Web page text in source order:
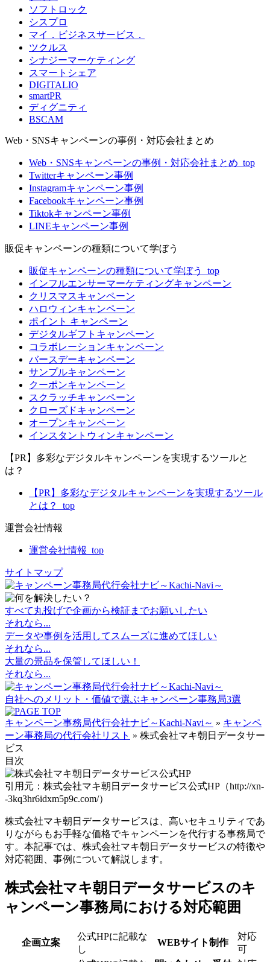
ソフトロック
シスプロ
マイ．ビジネスサービス．
ツクルス
シナジーマーケティング
スマートシェア
DIGITALIO
smartPR
ディグニティ
BSCAM
Web・SNSキャンペーンの事例・対応会社まとめ
Web・SNSキャンペーンの事例・対応会社まとめ_top
Twitterキャンペーン事例
Instagramキャンペーン事例
Facebookキャンペーン事例
Tiktokキャンペーン事例
LINEキャンペーン事例
販促キャンペーンの種類について学ぼう
販促キャンペーンの種類について学ぼう_top
インフルエンサーマーケティングキャンペーン
クリスマスキャンペーン
ハロウィンキャンペーン
ポイント キャンペーン
デジタルギフトキャンペーン
コラボレーションキャンペーン
バースデーキャンペーン
サンプルキャンペーン
クーポンキャンペーン
スクラッチキャンペーン
クローズドキャンペーン
オープンキャンペーン
インスタントウィンキャンペーン
【PR】多彩なデジタルキャンペーンを実現するツールと
は？
【PR】多彩なデジタルキャンペーンを実現するツール
とは？_top
運営会社情報
運営会社情報_top
サイトマップ
すべて丸投げで企画から検証までお願いしたい
それなら...
データや事例を活用して スムーズに進めてほしい
それなら...
大量の景品を保管 してほしい！
それなら...
自社へのメリット・価値で選ぶキャンペーン事務局3選
キャンペーン事務局代行会社ナビ～Kachi-Navi～ » キャンペ
ーン事務局の代行会社リスト » 株式会社マキ朝日データサー
ビス
目次
引用元：株式会社マキ朝日データサービス公式HP（http://xn-
-3kq3hr6idxm5p9c.com/）
株式会社マキ朝日データサービスは、高いセキュリティであ
りながらもお手軽な価格でキャンペーンを代行する事務局で
す。本記事では、株式会社マキ朝日データサービスの特徴や
対応範囲、事例について解説します。
株式会社マキ朝日データサービスのキ
ャンペーン事務局における対応範囲
企画立案
公式HPに記載な
し
WEBサイト制作
対応
可